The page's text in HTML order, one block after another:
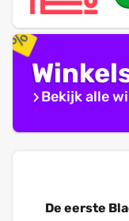
Bekijk alle
De eerste